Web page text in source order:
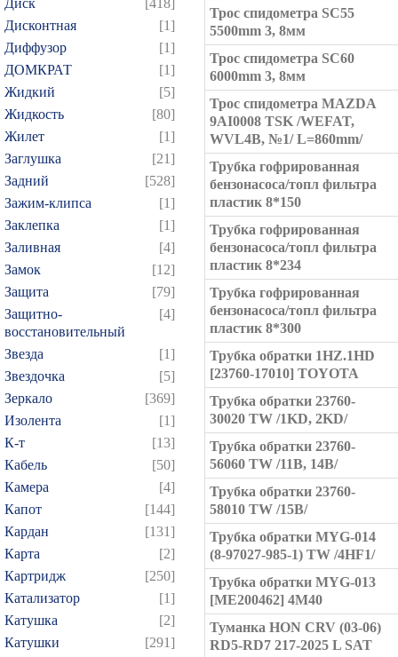
Диск
[418]
Дисконтная
[1]
Диффузор
[1]
ДОМКРАТ
[1]
Жидкий
[5]
Жидкость
[80]
Жилет
[1]
Заглушка
[21]
Задний
[528]
Зажим-клипса
[1]
Заклепка
[1]
Заливная
[4]
Замок
[12]
Защита
[79]
Защитно-
восстановительный
[4]
Звезда
[1]
Звездочка
[5]
Зеркало
[369]
Изолента
[1]
К-т
[13]
Кабель
[50]
Камера
[4]
Капот
[144]
Кардан
[131]
Карта
[2]
Картридж
[250]
Катализатор
[1]
Катушка
[2]
Катушки
[291]
Трос спидометра SC55
5500mm 3, 8мм
Трос спидометра SC60
6000mm 3, 8мм
Трос спидометра MAZDA
9AI0008 TSK /WEFAT,
WVL4B, №1/ L=860mm/
Трубка гофрированная
бензонасоса/топл фильтра
пластик 8*150
Трубка гофрированная
бензонасоса/топл фильтра
пластик 8*234
Трубка гофрированная
бензонасоса/топл фильтра
пластик 8*300
Трубка обратки 1HZ.1HD
[23760-17010] TOYOTA
Трубка обратки 23760-
30020 TW /1KD, 2KD/
Трубка обратки 23760-
56060 TW /11B, 14B/
Трубка обратки 23760-
58010 TW /15B/
Трубка обратки MYG-014
(8-97027-985-1) TW /4HF1/
Трубка обратки MYG-013
[ME200462] 4M40
Туманка HON CRV (03-06)
RD5-RD7 217-2025 L SAT